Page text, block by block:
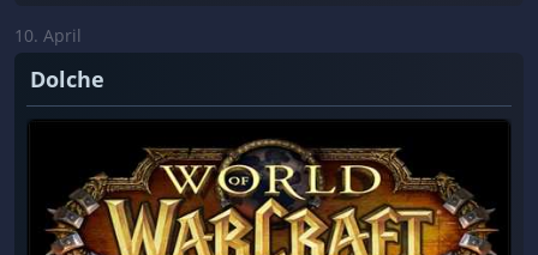
10. April
Dolche